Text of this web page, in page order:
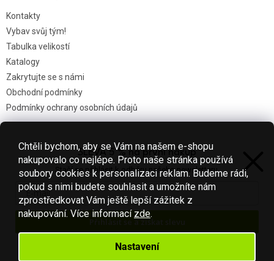
Chtěli bychom, aby se Vám na našem e-shopu
nakupovalo co nejlépe. Proto naše stránka používá
soubory cookies k personalizaci reklam. Budeme rádi,
pokud s nimi budete souhlasit a umožníte nám
zprostředkovat Vám ještě lepší zážitek z
nakupování. Více informací zde.
Nastavení
Kontakty
Vybav svůj tým!
Tabulka velikostí
Katalogy
Zakrytujte se s námi
Obchodní podmínky
Podmínky ochrany osobních údajů
Nákupní košík
0KS /0 KČ
SLEVA 5 % na první nákup
Stačí se přihlásit k odběru našeho newsletteru.
Přihlásit se a získat slevu
Váš e-mail je u nás v bezpečí.